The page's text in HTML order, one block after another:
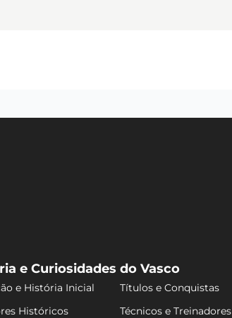
e Curiosidades do Vasco
e História Inicial
Títulos e Conquistas
Históricos
Técnicos e Treinadores